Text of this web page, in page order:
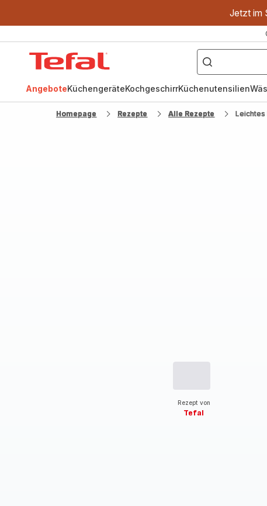
Jetzt im
["OptiGrill","Easy
Fry","Pfanne"]
AngeboteKüchengeräteKochgeschirrKüchenutensilien
Homepage Rezepte Alle Rezepte Leichtes
Rezept von
Tefal